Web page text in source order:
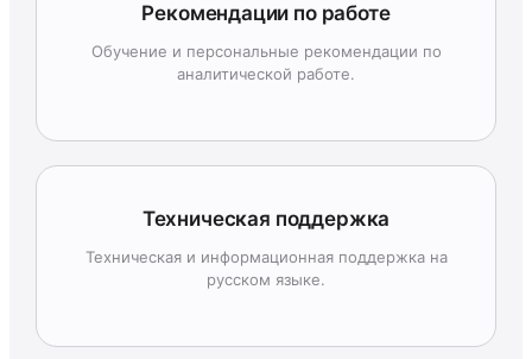
Рекомендации по работе
Обучение и персональные рекомендации по
аналитической работе.
Техническая поддержка
Техническая и информационная поддержка на
русском языке.